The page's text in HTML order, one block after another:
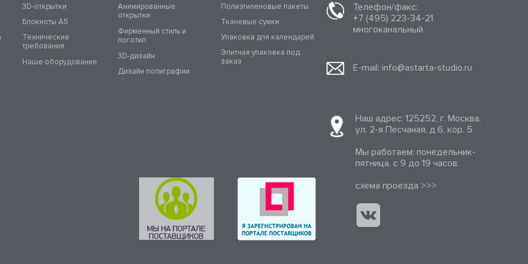
3D-открытки
Блокноты А5
Технические
требования
Наше оборудование
Анимированные
открытки
Фирменный стиль и
логотип
3D-дизайн
Дизайн полиграфии
Полиэтиленовые пакеты
Тканевые сумки
Упаковка для календарей
Элитная упаковка под
заказ
Телефон/факс:
+7 (495) 223-34-21
многоканальный
E-mail: info@astarta-studio.ru
Наш адрес: 125252, г. Москва,
ул. 2-я Песчаная, д.6, кор. 5
Мы работаем: понедельник-
пятница, с 9 до 19 часов.
cхема проезда >>>